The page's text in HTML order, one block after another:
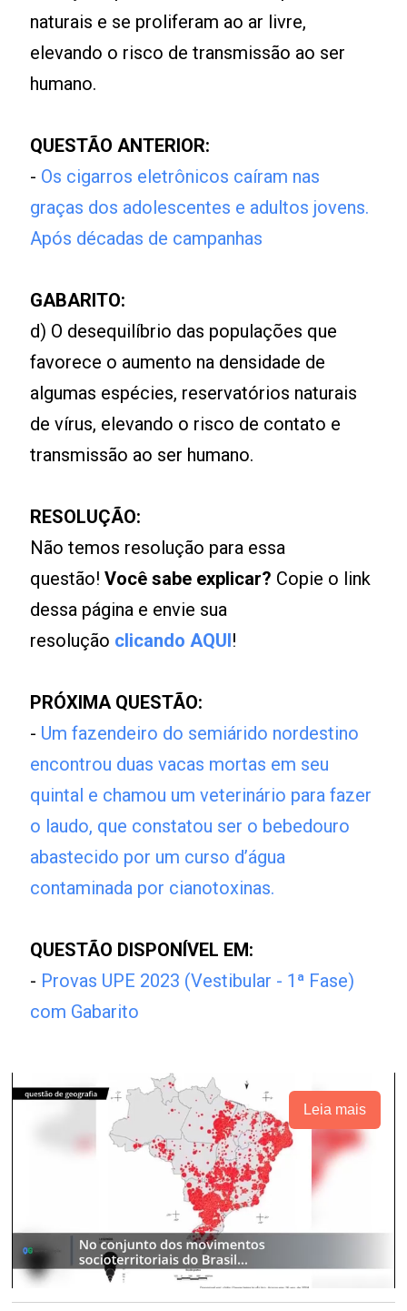
naturais e se proliferam ao ar livre,
elevando o risco de transmissão ao ser
humano.
QUESTÃO ANTERIOR:
- Os cigarros eletrônicos caíram nas
graças dos adolescentes e adultos jovens.
Após décadas de campanhas
GABARITO:
d) O desequilíbrio das populações que
favorece o aumento na densidade de
algumas espécies, reservatórios naturais
de vírus, elevando o risco de contato e
transmissão ao ser humano.
RESOLUÇÃO:
Não temos resolução para essa
questão!Você sabe explicar? Copie o link
dessa página e envie sua
resolução clicando AQUI!
PRÓXIMA QUESTÃO:
- Um fazendeiro do semiárido nordestino
encontrou duas vacas mortas em seu
quintal e chamou um veterinário para fazer
o laudo, que constatou ser o bebedouro
abastecido por um curso d’água
contaminada por cianotoxinas.
QUESTÃO DISPONÍVEL EM:
- Provas UPE 2023 (Vestibular - 1ª Fase)
com Gabarito
Leia mais